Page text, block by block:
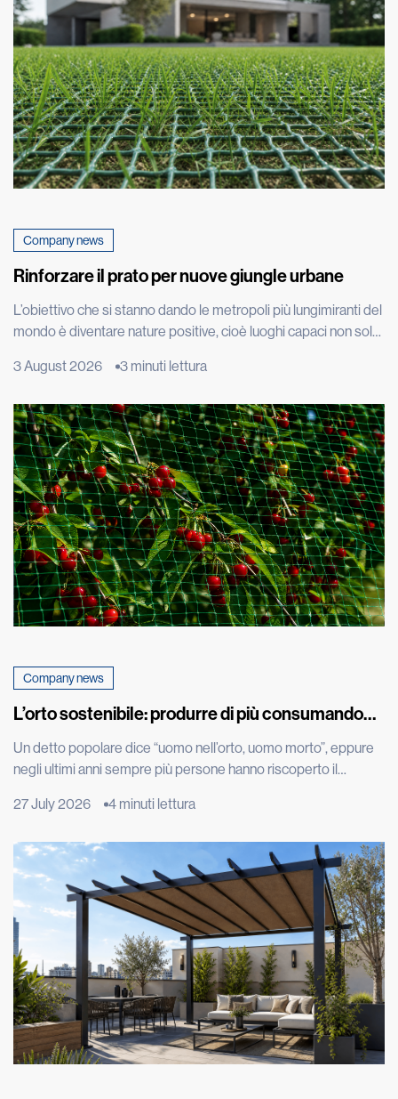
Company news
Rinforzare il prato per nuove giungle urbane
L’obiettivo che si stanno dando le metropoli più lungimiranti del
mondo è diventare nature positive, cioè luoghi capaci non solo
biodiversità. Londra vuole ripristinare 40 chilometri di fiumi e
urbana coperta da alberi e […]
3 August 2026 3 minuti lettura
Company news
L’orto sostenibile: produrre di più consumando
Un detto popolare dice “uomo nell’orto, uomo morto”, eppure
negli ultimi anni sempre più persone hanno riscoperto il
di portare in tavola prodotti genuini, ridurre gli sprechi e
tecnologica, per esempio con l’irrigazione automatizzata, oggi
coltivare […]
27 July 2026 4 minuti lettura